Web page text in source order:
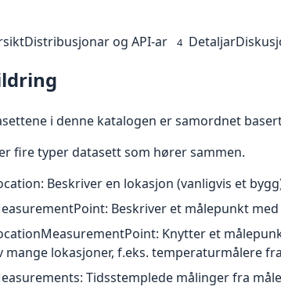
Distribusjonar og API-ar 4 Detaljar
i denne katalogen er samordnet
fire typer datasett som hører sammen.
Beskriver en lokasjon (vanligvis et
Beskriver et målepunkt
Knytter et
mange lokasjoner, f.eks. temperaturmålere
Tidsstemplede målinger fra